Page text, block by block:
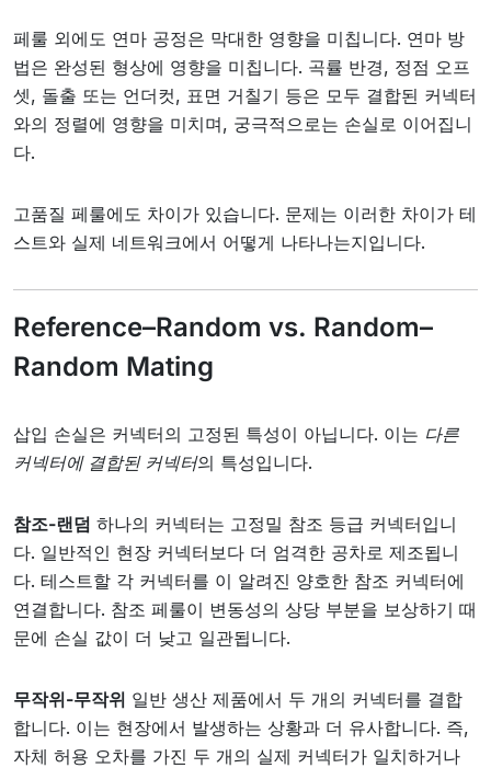
페룰 외에도 연마 공정은 막대한 영향을 미칩니다. 연마 방
법은 완성된 형상에 영향을 미칩니다. 곡률 반경, 정점 오프
셋, 돌출 또는 언더컷, 표면 거칠기 등은 모두 결합된 커넥터
와의 정렬에 영향을 미치며, 궁극적으로는 손실로 이어집니
다.
고품질 페룰에도 차이가 있습니다. 문제는 이러한 차이가 테
스트와 실제 네트워크에서 어떻게 나타나는지입니다.
Reference–Random vs. Random–
Random Mating
삽입 손실은 커넥터의 고정된 특성이 아닙니다. 이는 다른
커넥터에 결합된 커넥터의 특성입니다.
참조-랜덤 하나의 커넥터는 고정밀 참조 등급 커넥터입니
다. 일반적인 현장 커넥터보다 더 엄격한 공차로 제조됩니
다. 테스트할 각 커넥터를 이 알려진 양호한 참조 커넥터에
연결합니다. 참조 페룰이 변동성의 상당 부분을 보상하기 때
문에 손실 값이 더 낮고 일관됩니다.
무작위-무작위 일반 생산 제품에서 두 개의 커넥터를 결합
합니다. 이는 현장에서 발생하는 상황과 더 유사합니다. 즉,
자체 허용 오차를 가진 두 개의 실제 커넥터가 일치하거나